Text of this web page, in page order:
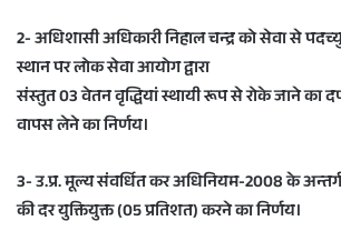
2- अधिशासी अधिकारी निहाल चन्द्र को सेवा से
स्थान पर लोक सेवा आयोग द्वारा
संस्तुत 03 वेतन वृद्धियां स्थायी रूप से रोके जाने का
वापस लेने का निर्णय।
3- उ.प्र. मूल्य संवर्धित कर अधिनियम-2008 के
की दर युक्तियुक्त (05 प्रतिशत) करने का निर्णय।